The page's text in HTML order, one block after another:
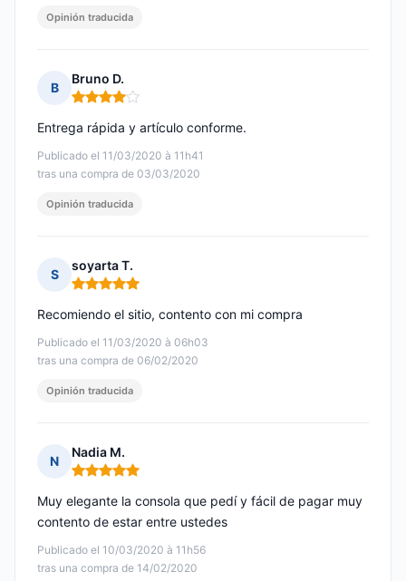
Opinión traducida
B
Bruno D.
Nota: 4 de 5
Publicado el 11/03/2020 à 11h41
tras una compra de 03/03/2020
Entrega rápida y artículo conforme.
Opinión traducida
S
soyarta T.
Nota: 5 de 5
Publicado el 11/03/2020 à 06h03
tras una compra de 06/02/2020
Recomiendo el sitio, contento con mi compra
Opinión traducida
N
Nadia M.
Nota: 5 de 5
Publicado el 10/03/2020 à 11h56
tras una compra de 14/02/2020
Muy elegante la consola que pedí y fácil de pagar muy
contento de estar entre ustedes